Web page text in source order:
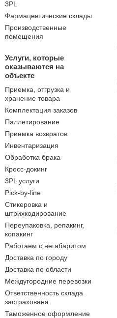
3PL
Фармацевтические склады
Производственные
помещения
Услуги, которые
оказываются на
объекте
Приемка, отгрузка и
хранение товара
Комплектация заказов
Паллетирование
Приемка возвратов
Инвентаризация
Обработка брака
Кросс-докинг
3PL услуги
Pick-by-line
Стикеровка и
штрихкодирование
Переупаковка, репакинг,
копакинг
Работаем с негабаритом
Доставка по городу
Доставка по области
Междугородние перевозки
Ответственность склада
застрахована
Таможенное оформление